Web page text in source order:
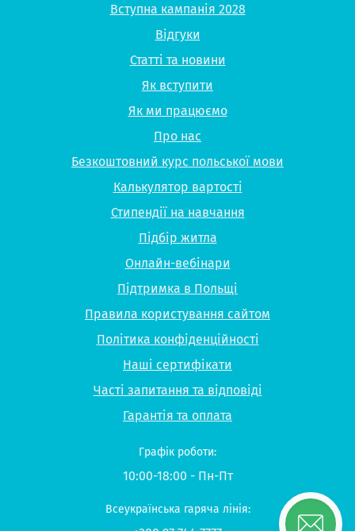
Вступна кампанія 2028
Відгуки
Статті та новини
Як вступити
Як ми працюємо
Про нас
Безкоштовний курс польської мови
Калькулятор вартості
Стипендії на навчання
Підбір житла
Онлайн-вебінари
Підтримка в Польщі
Правила користування сайтом
Політика конфіденційності
Наші сертифікати
Часті запитання та відповіді
Гарантія та оплата
Графік роботи:
10:00-18:00 - Пн-Пт
Всеукраїнська гаряча лінія: